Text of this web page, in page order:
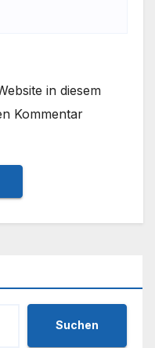
in diesem
Kommentar
Suchen